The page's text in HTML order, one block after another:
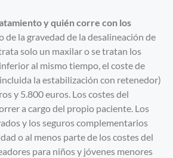
y quién corre con los
de la gravedad de la desalineación de
solo un maxilar o se tratan los
al mismo tiempo, el coste de
la estabilización con retenedor)
y 5.800 euros. Los costes del
a cargo del propio paciente. Los
y los seguros complementarios
o al menos parte de los costes del
para niños y jóvenes menores